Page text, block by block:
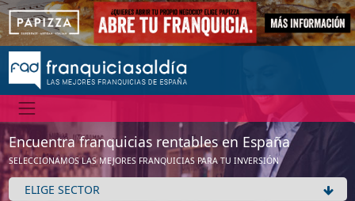
Encuentra franquicias rentables en España
SELECCIONAMOS LAS MEJORES FRANQUICIAS PARA TU INVERSIÓN